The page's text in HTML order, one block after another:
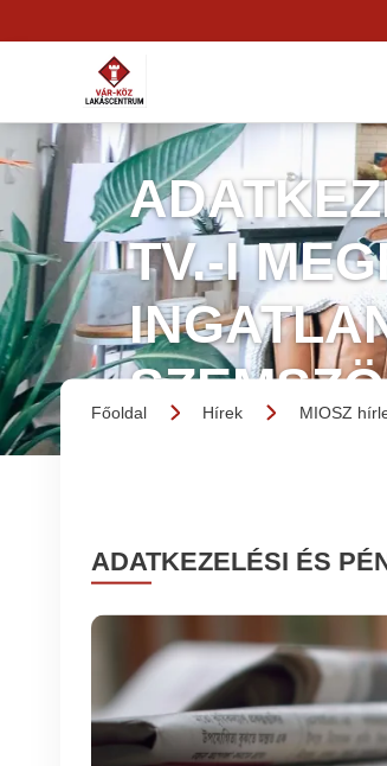
TV.-I
Főoldal Hírek MIOSZ
ADATKEZELÉSI ÉS